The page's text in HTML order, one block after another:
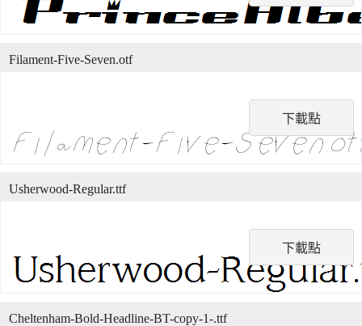
下載點
Filament-Five-Seven.otf
下載點
Usherwood-Regular.ttf
Cheltenham-Bold-Headline-BT-copy-1-.ttf